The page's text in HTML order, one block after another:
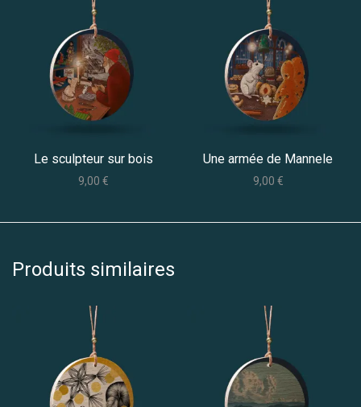
Le sculpteur sur bois
9,00 €
Une armée de Mannele
9,00 €
Produits similaires